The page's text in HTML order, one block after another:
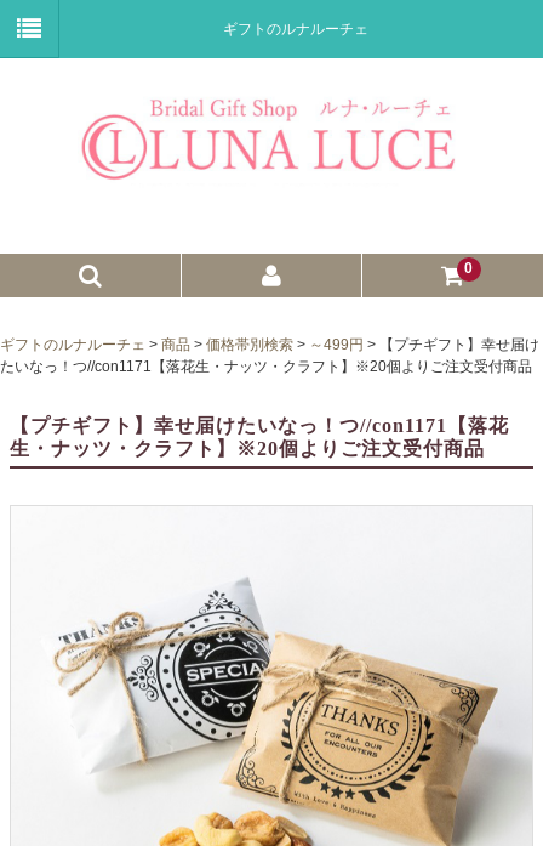
ギフトのルナルーチェ
0
プチギフト
ウェイトドール
子育て卒業証書
ペーパーアイテム
DIY用品
引出物ギフト
ギフトのルナルーチェ > 商品 > 価格帯別検索 > ～499円 >
【プチギフト】幸せ届け
たいなっ！つ//con1171【落花生・ナッツ・クラフト】※20個よりご注文受付商品
【プチギフト】幸せ届けたいなっ！つ//con1171【落花
生・ナッツ・クラフト】※20個よりご注文受付商品